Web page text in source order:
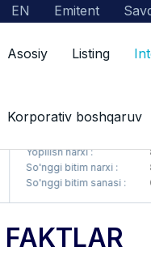
EN Emitent
Asosiy Listing
Korporativ boshqaruv
Yopilish narxi :
82
So'nggi bitim narxi :
So'nggi bitim sanasi :